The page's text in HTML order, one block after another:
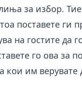
за избор.
поставете ги
на гостите да
го ова за
кои им верувате